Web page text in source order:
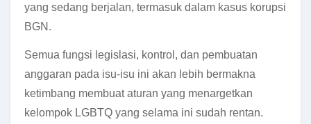
yang sedang berjalan, termasuk dalam kasus korupsi
BGN.
Semua fungsi legislasi, kontrol, dan pembuatan
anggaran pada isu-isu ini akan lebih bermakna
ketimbang membuat aturan yang menargetkan
kelompok LGBTQ yang selama ini sudah rentan.